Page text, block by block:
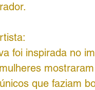
foi inspirada no
que faziam